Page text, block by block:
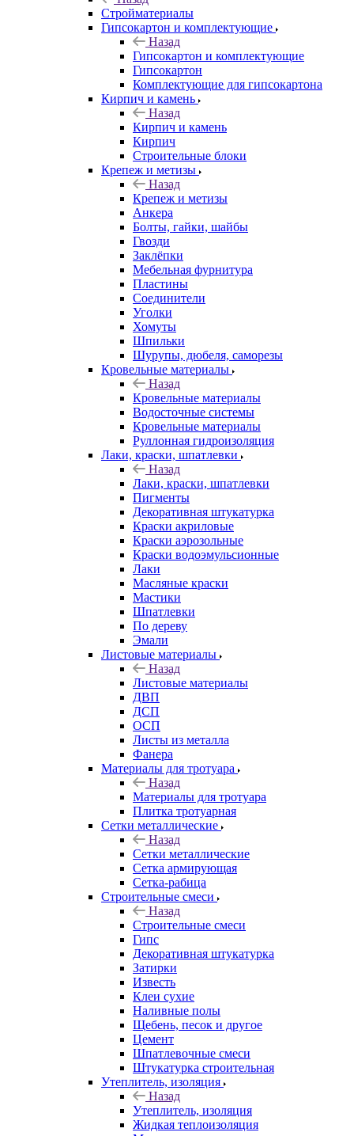
Стройматериалы
Гипсокартон и комплектующие
Назад
Гипсокартон и комплектующие
Гипсокартон
Комплектующие для гипсокартона
Кирпич и камень
Назад
Кирпич и камень
Кирпич
Строительные блоки
Крепеж и метизы
Назад
Крепеж и метизы
Анкера
Болты, гайки, шайбы
Гвозди
Заклёпки
Мебельная фурнитура
Пластины
Соединители
Уголки
Хомуты
Шпильки
Шурупы, дюбеля, саморезы
Кровельные материалы
Назад
Кровельные материалы
Водосточные системы
Кровельные материалы
Руллонная гидроизоляция
Лаки, краски, шпатлевки
Назад
Лаки, краски, шпатлевки
Пигменты
Декоративная штукатурка
Краски акриловые
Краски аэрозольные
Краски водоэмульсионные
Лаки
Масляные краски
Мастики
Шпатлевки
По дереву
Эмали
Листовые материалы
Назад
Листовые материалы
ДВП
ДСП
ОСП
Листы из металла
Фанера
Материалы для тротуара
Назад
Материалы для тротуара
Плитка тротуарная
Сетки металлические
Назад
Сетки металлические
Сетка армирующая
Сетка-рабица
Строительные смеси
Назад
Строительные смеси
Гипс
Декоративная штукатурка
Затирки
Известь
Клеи сухие
Наливные полы
Щебень, песок и другое
Цемент
Шпатлевочные смеси
Штукатурка строительная
Утеплитель, изоляция
Назад
Утеплитель, изоляция
Жидкая теплоизоляция